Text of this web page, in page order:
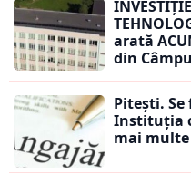
arată
din
Pitești. Se
Instituția
mai